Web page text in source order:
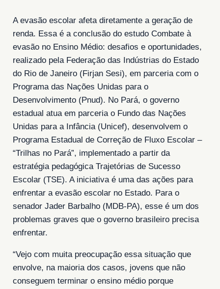
A evasão escolar afeta diretamente a geração de
renda. Essa é a conclusão do estudo Combate à
evasão no Ensino Médio: desafios e oportunidades,
realizado pela Federação das Indústrias do Estado
do Rio de Janeiro (Firjan Sesi), em parceria com o
Programa das Nações Unidas para o
Desenvolvimento (Pnud). No Pará, o governo
estadual atua em parceria o Fundo das Nações
Unidas para a Infância (Unicef), desenvolvem o
Programa Estadual de Correção de Fluxo Escolar –
“Trilhas no Pará”, implementado a partir da
estratégia pedagógica Trajetórias de Sucesso
Escolar (TSE). A iniciativa é uma das ações para
enfrentar a evasão escolar no Estado. Para o
senador Jader Barbalho (MDB-PA), esse é um dos
problemas graves que o governo brasileiro precisa
enfrentar.
“Vejo com muita preocupação essa situação que
envolve, na maioria dos casos, jovens que não
conseguem terminar o ensino médio porque